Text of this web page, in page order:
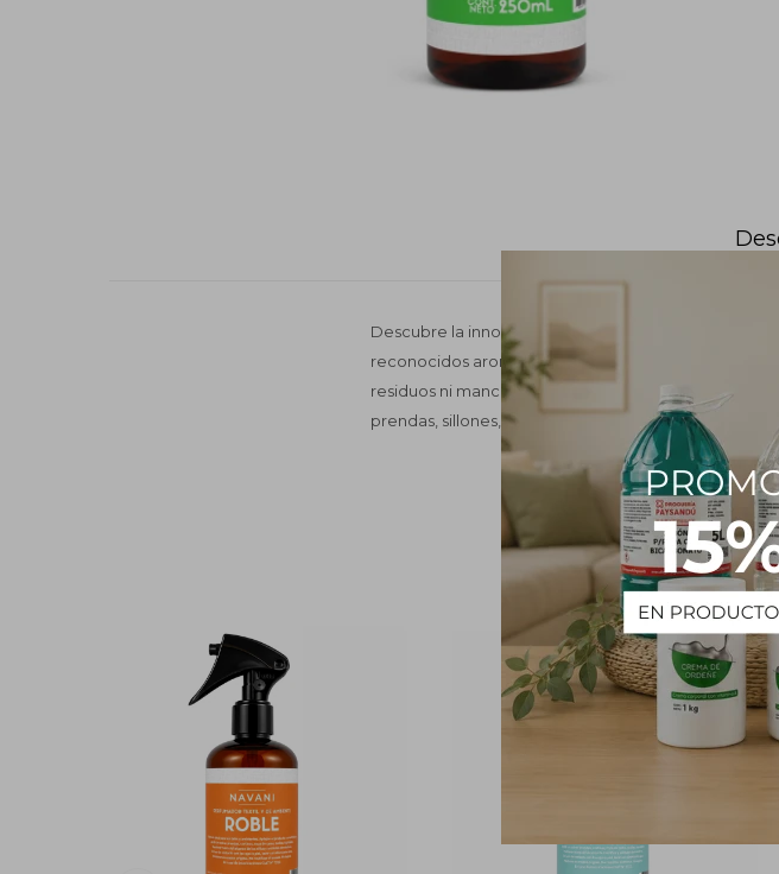
Descubre la innovadora línea de Perfumadores
reconocidos aromas. Nuestra fórmula
residuos ni manchas, preservando la integridad de
prendas, sillones, cortinas y tapicería para disfrutar
PRODUCTOS QUE